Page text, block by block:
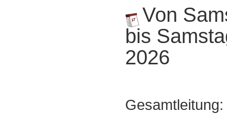
Von
bis
2026
Gesamtleitung: